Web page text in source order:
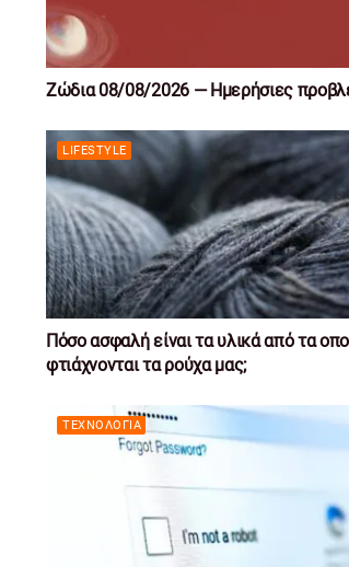
Ζώδια 08/08/2026 — Ημερήσιες
LIFESTYLE
Πόσο ασφαλή είναι τα υλικά από τα
φτιάχνονται τα ρούχα μας;
ΤΕΧΝΟΛΟΓΊΑ